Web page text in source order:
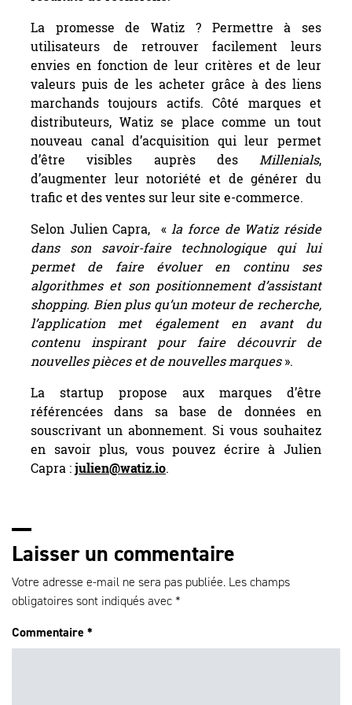
La promesse de Watiz ? Permettre à ses
utilisateurs de retrouver facilement leurs
envies en fonction de leur critères et de leur
valeurs puis de les acheter grâce à des liens
marchands toujours actifs. Côté marques et
distributeurs, Watiz se place comme un tout
nouveau canal d’acquisition qui leur permet
d’être visibles auprès des Millenials,
d’augmenter leur notoriété et de générer du
trafic et des ventes sur leur site e-commerce.
Selon Julien Capra, «la force de Watiz réside
dans son savoir-faire technologique qui lui
permet de faire évoluer en continu ses
algorithmes et son positionnement d’assistant
shopping. Bien plus qu’un moteur de recherche,
l’application met également en avant du
contenu inspirant pour faire découvrir de
nouvelles pièces et de nouvelles marques».
La startup propose aux marques d’être
référencées dans sa base de données en
souscrivant un abonnement. Si vous souhaitez
en savoir plus, vous pouvez écrire à Julien
Capra :julien@watiz.io.
Laisser un commentaire
Votre adresse e-mail ne sera pas publiée. Les champs
obligatoires sont indiqués avec *
Commentaire *